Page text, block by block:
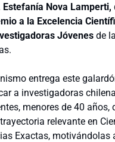
Estefanía Nova Lamperti,
a la Excelencia
Jóvenes de
entrega este
a investigadoras
menores de 40 años,
relevante en
Exactas, motivándolas